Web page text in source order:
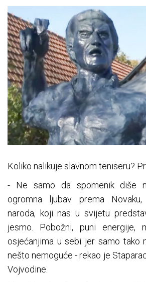
Koliko nalikuje slavnom teniseru?
- Ne samo da spomenik diše
ogromna ljubav prema Novaku,
naroda, koji nas u svijetu
jesmo. Pobožni, puni energije,
osjećanjima u sebi jer samo tako
nešto nemoguće - rekao je
Vojvodine.